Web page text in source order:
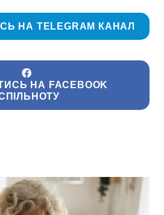
НА TELEGRAM КАНАЛ
НА FACEBOOK